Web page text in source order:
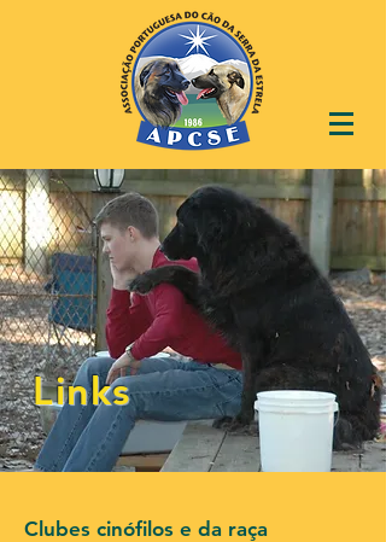
Links
Clubes cinófilos e da raça